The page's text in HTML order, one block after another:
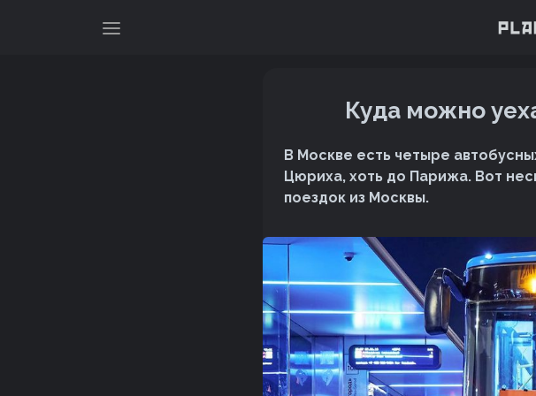
Куда можно
В Москве есть четыре
Цюриха, хоть до Парижа. Вот
поездок из Москвы.